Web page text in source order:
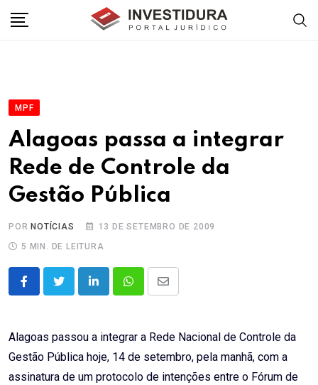
MPF
Alagoas passa a integrar
Rede de Controle da
Gestão Pública
POR NOTÍCIAS
13 DE SETEMBRO DE 2009
5 MIN. DE LEITURA
LinkedInWhatsappShare
Email
Alagoas passou a integrar a Rede Nacional de Controle da
Gestão Pública hoje, 14 de setembro, pela manhã, com a
assinatura de um protocolo de intenções entre o Fórum de